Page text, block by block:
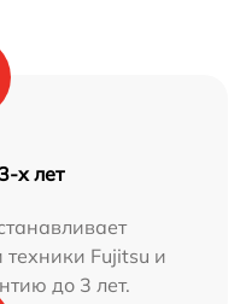
х лет
Fujitsu и
до 3 лет.